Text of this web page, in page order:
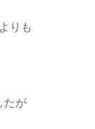
りも
たが